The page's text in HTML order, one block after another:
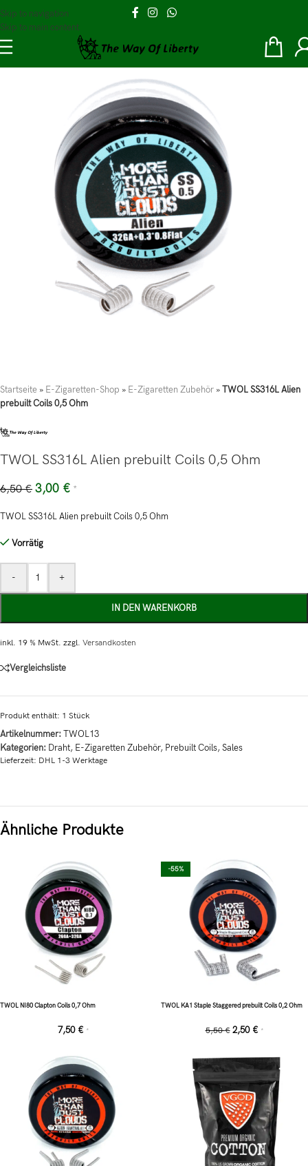
Skip to navigation
Skip to main content
Startseite » E-Zigaretten-Shop » E-Zigaretten Zubehör »TWOL SS316L Alien
prebuilt Coils 0,5 Ohm
TWOL SS316L Alien prebuilt Coils 0,5 Ohm
6,50€ 3,00 € *
TWOL SS316L Alien prebuilt Coils 0,5 Ohm
Vorrätig
- +
IN DEN WARENKORB
inkl. 19 % MwSt. zzgl. Versandkosten
Vergleichsliste
Produkt enthält: 1 Stück
Artikelnummer: TWOL13
Kategorien: Draht, E-Zigaretten Zubehör, Prebuilt Coils,Sales
Lieferzeit: DHL 1-3 Werktage
Ähnliche Produkte
TWOL NI80 Clapton Coils 0,7 Ohm
7,50 € *
-55%
TWOL KA1 Staple Staggered prebuilt Coils 0,2 Ohm
5,50€ 2,50 € *